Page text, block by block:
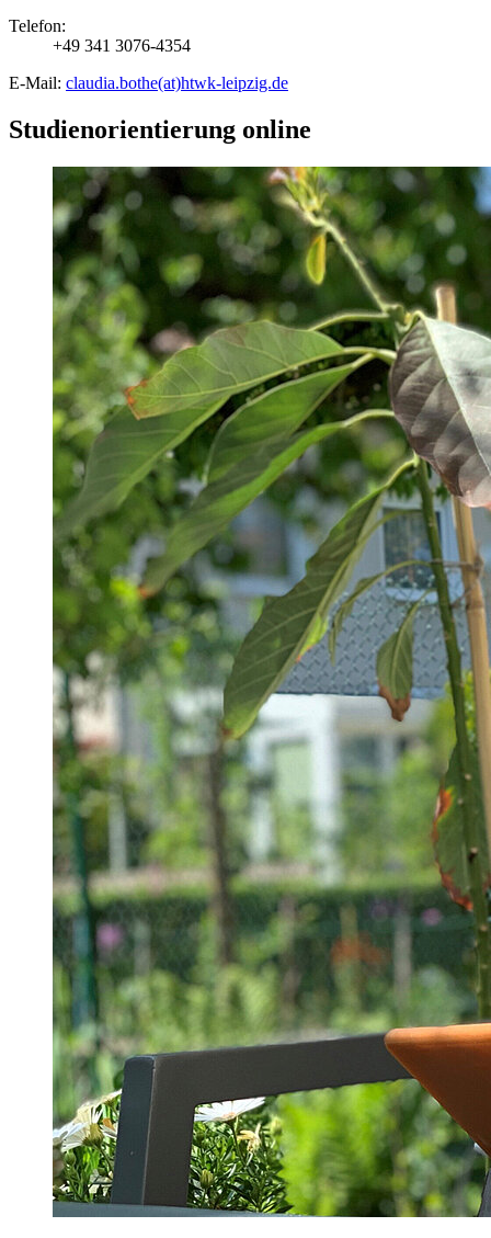
Telefon:
+49 341 3076-4354
E-Mail: claudia.bothe(at)htwk-leipzig.de
Studienorientierung online